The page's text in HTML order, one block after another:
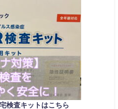
検査キットはこちら